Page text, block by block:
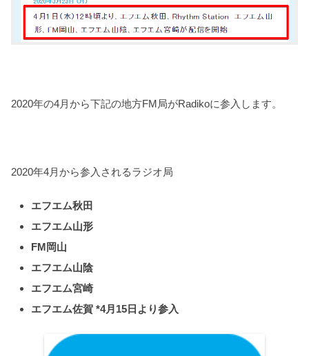
2020年の4月から下記の地方FM局がRadikoに参入します。
2020年4月から参入されるラジオ局
エフエム秋田
エフエム山形
FM岡山
エフエム山陰
エフエム宮崎
エフエム佐賀 *4月15日より参入